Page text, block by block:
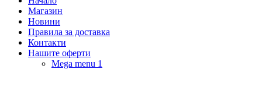
Магазин
Новини
Правила за доставка
Контакти
Нашите оферти
Mega menu 1